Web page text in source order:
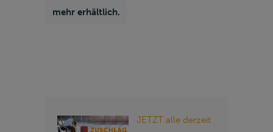
mehr erhältlich.
JETZT alle derzeit